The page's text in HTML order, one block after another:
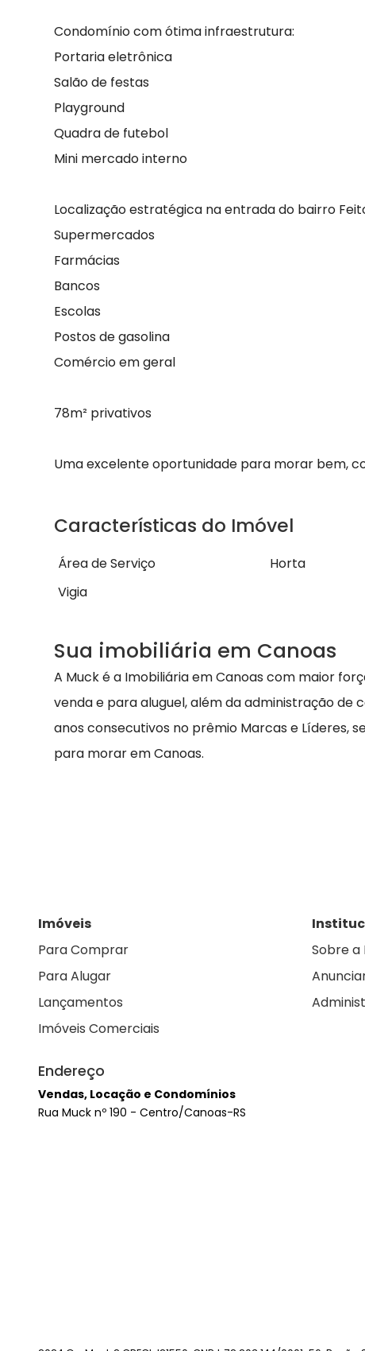
Condomínio com ótima infraestrutura:
Portaria eletrônica
Salão de festas
Playground
Quadra de futebol
Mini mercado interno
Localização estratégica na entrada do bairro
Supermercados
Farmácias
Bancos
Escolas
Postos de gasolina
Comércio em geral
78m² privativos
Uma excelente oportunidade para morar bem,
Características do Imóvel
Área de Serviço Horta
Vigia
Sua imobiliária em Canoas
A Muck é a Imobiliária em Canoas com maior
venda e para aluguel, além da administração de
anos consecutivos no prêmio Marcas e Líderes,
para morar em Canoas.
Imóveis
Para Comprar
Para Alugar
Lançamentos
Imóveis Comerciais
Sobre a
Endereço
Vendas, Locação e Condomínios
Rua Muck nº 190 - Centro/Canoas-RS